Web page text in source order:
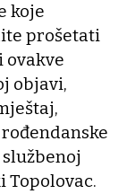
koje
prošetati
ovakve
objavi,
službenoj
Topolovac.